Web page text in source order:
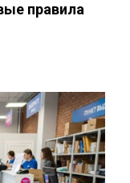
правила